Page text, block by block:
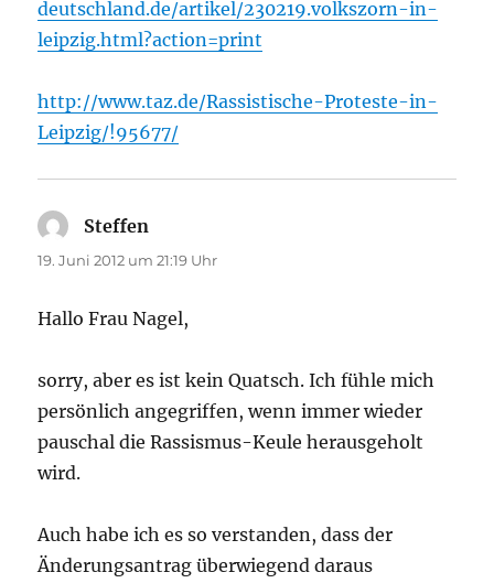
deutschland.de/artikel/230219.volkszorn-in-
leipzig.html?action=print
http://www.taz.de/Rassistische-Proteste-in-
Leipzig/!95677/
Steffen
19. Juni 2012 um 21:19 Uhr
Hallo Frau Nagel,
sorry, aber es ist kein Quatsch. Ich fühle mich
persönlich angegriffen, wenn immer wieder
pauschal die Rassismus-Keule herausgeholt
wird.
Auch habe ich es so verstanden, dass der
Änderungsantrag überwiegend daraus